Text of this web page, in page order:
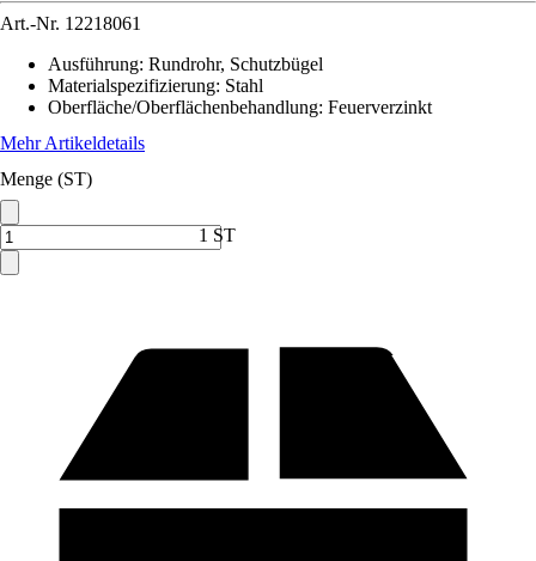
Art.-Nr. 12218061
Ausführung: Rundrohr, Schutzbügel
Materialspezifizierung: Stahl
Oberfläche/Oberflächenbehandlung: Feuerverzinkt
Mehr Artikeldetails
Menge (ST)
1 ST